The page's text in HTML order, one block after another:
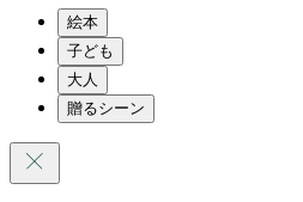
絵本
子ども
大人
贈るシーン